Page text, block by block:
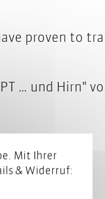
proven to
… und Hirn"
Mit Ihrer
& Widerruf: